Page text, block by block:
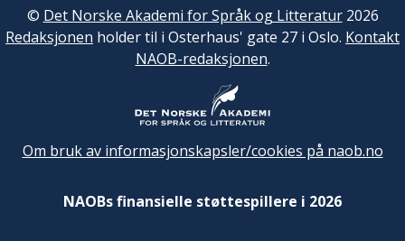
© Det Norske Akademi for Språk og Litteratur2026
Redaksjonen holder til i Osterhaus' gate 27 i Oslo. Kontakt
NAOB-redaksjonen.
Om bruk av informasjonskapsler/cookies på naob.no
NAOBs finansielle støttespillere i 2026